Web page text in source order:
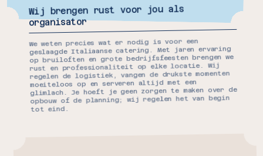
Wij brengen rust voor jou als
organisator
We weten precies wat er nodig is voor een
geslaagde Italiaanse catering. Met jaren ervaring
op bruiloften en grote bedrijfsfeesten brengen we
rust en professionaliteit op elke locatie. Wij
regelen de logistiek, vangen de drukste momenten
moeiteloos op en serveren altijd met een
glimlach. Je hoeft je geen zorgen te maken over de
opbouw of de planning; wij regelen het van begin
tot eind.